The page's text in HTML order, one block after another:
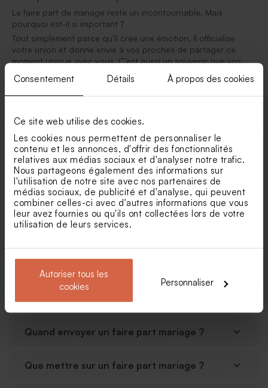
Consentement Détails À propos des cookies
Ce site web utilise des cookies.
Les cookies nous permettent de personnaliser le
contenu et les annonces, d'offrir des fonctionnalités
relatives aux médias sociaux et d'analyser notre trafic.
Nous partageons également des informations sur
l'utilisation de notre site avec nos partenaires de
médias sociaux, de publicité et d'analyse, qui peuvent
combiner celles-ci avec d'autres informations que vous
leur avez fournies ou qu'ils ont collectées lors de votre
utilisation de leurs services.
Autoriser tous les
cookies
Personnaliser
Le faire part de mariage reste un incontournable. Mais
pourquoi est-il si important ?
Tout simplement parce qu’il crée une émotion. Il officialise
votre union et donne envie à vos proches de partager ce
moment unique avec vous. C’est aussi un souvenir que vos
invités conserveront. Aujourd’hui, même à l’ère du digital,
recevoir une belle invitation mariage papier reste une
expérience précieuse. Elle montre l’attention que vous portez
Choisir le thème de votre faire part de mariage
Avant même de penser au design, il est essentiel de définir
votre thème. Champêtre, bohème, chic, minimaliste ou encore
coloré… votre invitation mariage doit être en harmonie avec
votre journée.
D’après notrequestionnaire clients , 61% des couples
choisissent un thème pour leur mariage, souvent autour de la
nature, des couleurs douces ou d’une ambiance saisonnière .
Cela prouve à quel point le thème guide toutes les décisions,
Posez-vous les bonnes questions :
Quand envoyer un faire part mariage ?
Que mettre sur un faire part mariage ?